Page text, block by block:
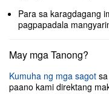
Para sa karagdagang
pagpapadala
May mga Tanong?
Kumuha ng mga sagot
paano kami direktang